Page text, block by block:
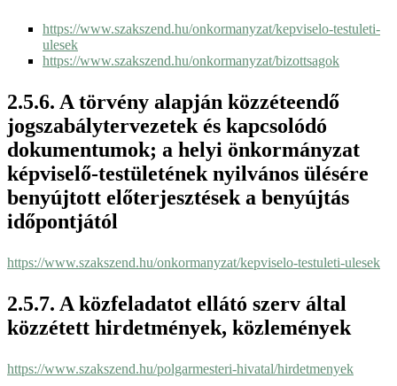
https://www.szakszend.hu/onkormanyzat/kepviselo-testuleti-
ulesek
https://www.szakszend.hu/onkormanyzat/bizottsagok
A törvény alapján közzéteendő
jogszabálytervezetek és kapcsolódó
dokumentumok; a helyi önkormányzat
képviselő-testületének nyilvános ülésére
benyújtott előterjesztések a benyújtás
időpontjától
https://www.szakszend.hu/onkormanyzat/kepviselo-testuleti-ulesek
A közfeladatot ellátó szerv által
közzétett hirdetmények, közlemények
https://www.szakszend.hu/polgarmesteri-hivatal/hirdetmenyek